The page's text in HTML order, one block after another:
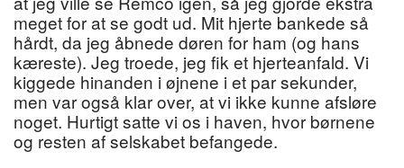
meget for at se godt ud. Mit hjerte bankede så
hårdt, da jeg åbnede døren for ham (og hans
kæreste). Jeg troede, jeg fik et hjerteanfald. Vi
kiggede hinanden i øjnene i et par sekunder,
men var også klar over, at vi ikke kunne afsløre
noget. Hurtigt satte vi os i haven, hvor børnene
og resten af selskabet befangede.